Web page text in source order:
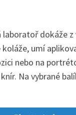
dokáže z
umí
nebo na
Na vybrané